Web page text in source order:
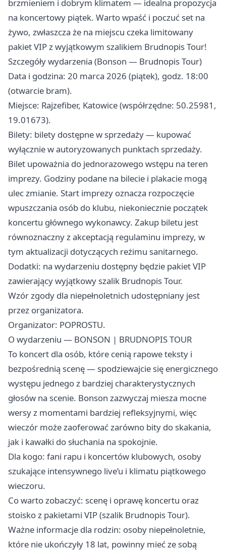
brzmieniem i dobrym klimatem — idealna propozycja
na koncertowy piątek. Warto wpaść i poczuć set na
żywo, zwłaszcza że na miejscu czeka limitowany
pakiet VIP z wyjątkowym szalikiem Brudnopis Tour!
Szczegóły wydarzenia (Bonson — Brudnopis Tour)
Data i godzina: 20 marca 2026 (piątek), godz. 18:00
(otwarcie bram).
Miejsce: Rajzefiber, Katowice (współrzędne: 50.25981,
19.01673).
Bilety: bilety dostępne w sprzedaży — kupować
wyłącznie w autoryzowanych punktach sprzedaży.
Bilet upoważnia do jednorazowego wstępu na teren
imprezy. Godziny podane na bilecie i plakacie mogą
ulec zmianie. Start imprezy oznacza rozpoczęcie
wpuszczania osób do klubu, niekoniecznie początek
koncertu głównego wykonawcy. Zakup biletu jest
równoznaczny z akceptacją regulaminu imprezy, w
tym aktualizacji dotyczących reżimu sanitarnego.
Dodatki: na wydarzeniu dostępny będzie pakiet VIP
zawierający wyjątkowy szalik Brudnopis Tour.
Wzór zgody dla niepełnoletnich udostępniany jest
przez organizatora.
Organizator: POPROSTU.
O wydarzeniu — BONSON | BRUDNOPIS TOUR
To koncert dla osób, które cenią rapowe teksty i
bezpośrednią scenę — spodziewajcie się energicznego
występu jednego z bardziej charakterystycznych
głosów na scenie. Bonson zazwyczaj miesza mocne
wersy z momentami bardziej refleksyjnymi, więc
wieczór może zaoferować zarówno bity do skakania,
jak i kawałki do słuchania na spokojnie.
Dla kogo: fani rapu i koncertów klubowych, osoby
szukające intensywnego live’u i klimatu piątkowego
wieczoru.
Co warto zobaczyć: scenę i oprawę koncertu oraz
stoisko z pakietami VIP (szalik Brudnopis Tour).
Ważne informacje dla rodzin: osoby niepełnoletnie,
które nie ukończyły 18 lat, powinny mieć ze sobą